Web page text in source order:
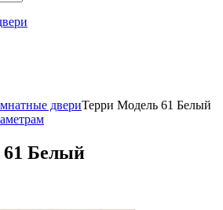
двериТерри Модель 61 Белый
Белый